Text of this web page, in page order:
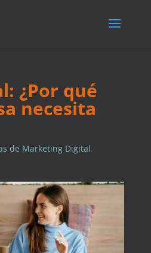
¿Por qué
necesita
de Marketing Digital,